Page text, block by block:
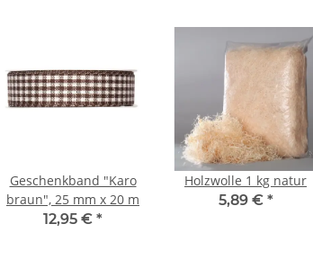
Geschenkband "Karo
braun", 25 mm x 20 m
12,95 € *
Holzwolle 1 kg natur
5,89 € *